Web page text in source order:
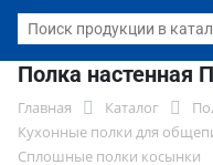
Полка настенная
Главная Каталог
Кухонные полки для
Сплошные полки косынки